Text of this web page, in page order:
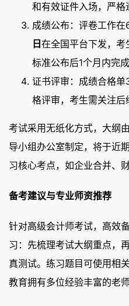
和有效证件入场，严格
成绩公布：评卷工作
日 在全国平台下发，
标准公布后1个月内完成
证书评审：成绩合格
格评审，考生需关注后
考试采用无纸化方式，大纲
导小组办公室制定，将于近
习核心考点，如企业合并、
备考建议与专业师资推荐
针对高级会计师考试，高效
习：先梳理考试大纲重点，
真测试。练习题目可使用相
教育拥有多位经验丰富的老